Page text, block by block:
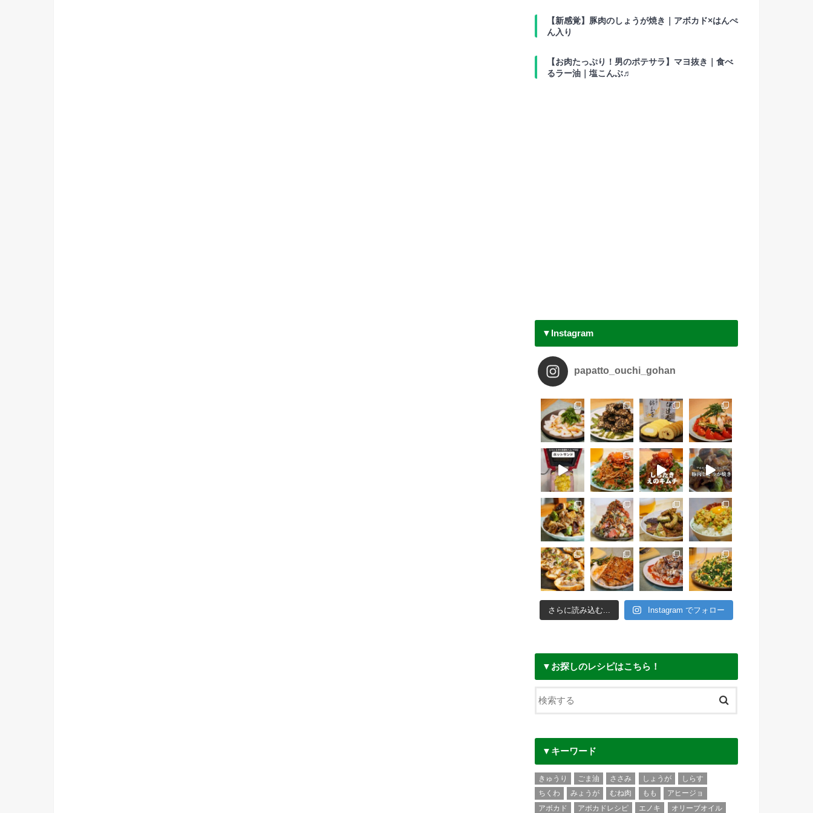
【新感覚】豚肉のしょうが焼き｜アボカド×はんぺ
ん入り
【お肉たっぷり！男のポテサラ】マヨ抜き｜食べ
るラー油｜塩こんぶ♬
▼Instagram
papatto_ouchi_gohan
さらに読み込む... Instagram でフォロー
▼お探しのレシピはこちら！
▼キーワード
きゅうり ごま油 ささみ しょうが
しらす
ちくわ
みょうが むね肉 もも
アヒージョ
アボカド
アボカドレシピ エノキ オリーブオイル